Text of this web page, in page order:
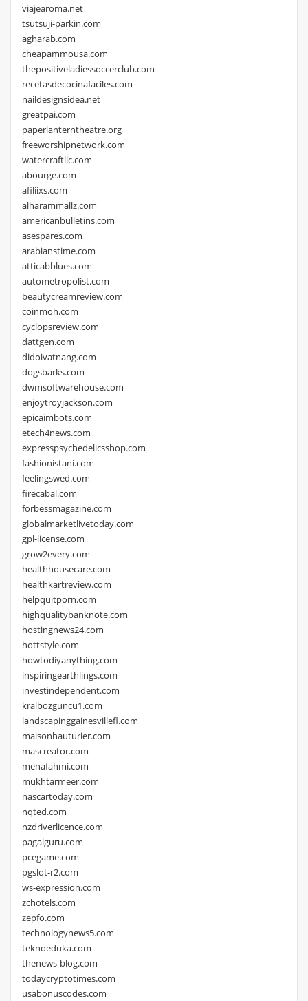
viajearoma.net
tsutsuji-parkin.com
agharab.com
cheapammousa.com
thepositiveladiessoccerclub.com
recetasdecocinafaciles.com
naildesignsidea.net
greatpai.com
paperlanterntheatre.org
freeworshipnetwork.com
watercraftllc.com
abourge.com
afiliixs.com
alharammallz.com
americanbulletins.com
asespares.com
arabianstime.com
atticabblues.com
autometropolist.com
beautycreamreview.com
coinmoh.com
cyclopsreview.com
dattgen.com
didoivatnang.com
dogsbarks.com
dwmsoftwarehouse.com
enjoytroyjackson.com
epicaimbots.com
etech4news.com
expresspsychedelicsshop.com
fashionistani.com
feelingswed.com
firecabal.com
forbessmagazine.com
globalmarketlivetoday.com
gpl-license.com
grow2every.com
healthhousecare.com
healthkartreview.com
helpquitporn.com
highqualitybanknote.com
hostingnews24.com
hottstyle.com
howtodiyanything.com
inspiringearthlings.com
investindependent.com
kralbozguncu1.com
landscapinggainesvillefl.com
maisonhauturier.com
mascreator.com
menafahmi.com
mukhtarmeer.com
nascartoday.com
nqted.com
nzdriverlicence.com
pagalguru.com
pcegame.com
pgslot-r2.com
ws-expression.com
zchotels.com
zepfo.com
technologynews5.com
teknoeduka.com
thenews-blog.com
todaycryptotimes.com
usabonuscodes.com